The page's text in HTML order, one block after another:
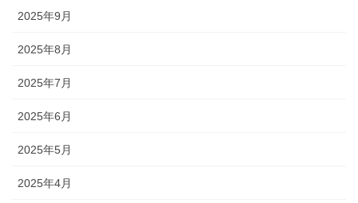
2025年9月
2025年8月
2025年7月
2025年6月
2025年5月
2025年4月